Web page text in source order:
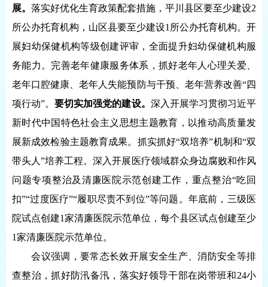
展。 落实好优化生育政策配套措施，平川县区要至少建设2
所公办托育机构，山区县要至少建设1所公办托育机构。开
展妇幼保健机构等级创建评审，全面提升妇幼保健机构服
务能力。完善老年健康服务体系，抓好老年人心理关爱、
老年口腔健康、老年人失能预防与干预、老年营养改善“四
项行动”。要切实加强党的建设。 深入开展学习贯彻习近平
新时代中国特色社会主义思想主题教育，以推动高质量发
展新成效检验主题教育成果。抓实抓好“双培养”机制和“双
带头人”培养工程。深入开展医疗领域群众身边腐败和作风
问题专项整治及清廉医院示范创建工作，重点整治“吃回
扣”“过度医疗”“履职尽责不到位”等问题。年底前，三级医
院试点创建1家清廉医院示范单位，每个县区试点创建至少
1家清廉医院示范单位。
会议强调，要常态长效开展安全生产、消防安全等排
查整治，抓好防汛备汛，落实好领导干部在岗带班和24小